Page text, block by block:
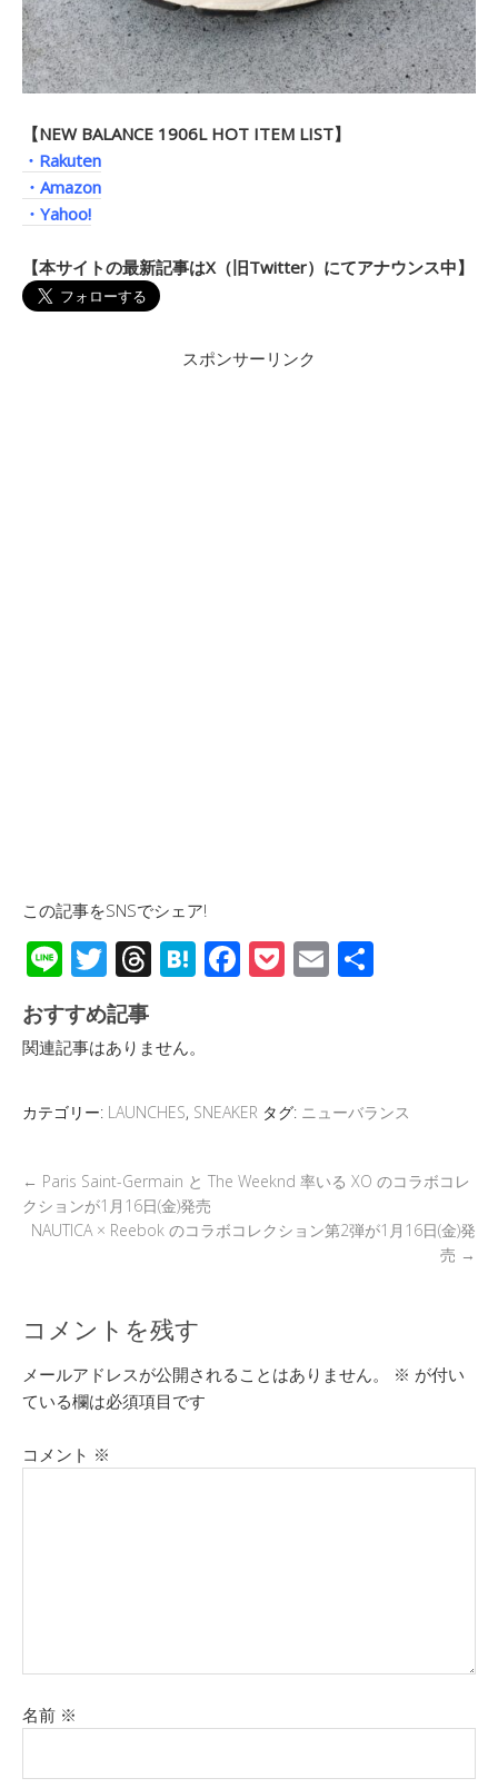
【NEW BALANCE 1906L HOT ITEM LIST】
・Rakuten
・Amazon
・Yahoo!
【本サイトの最新記事はX（旧Twitter）にてアナウンス中】
スポンサーリンク
この記事をSNSでシェア!
Li
n
e
T
wi
tt
er
T
e
a
d
H
a
F
o
k
P E
おすすめ記事
関連記事はありません。
カテゴリー: LAUNCHES, SNEAKER タグ: ニューバランス
← Paris Saint-Germain と The Weeknd 率いる XO のコラボコレ
クションが1月16日(金)発売
NAUTICA × Reebok のコラボコレクション第2弾が1月16日(金)発
売 →
コメントを残す
メールアドレスが公開されることはありません。 ※ が付い
ている欄は必須項目です
コメント ※
名前 ※